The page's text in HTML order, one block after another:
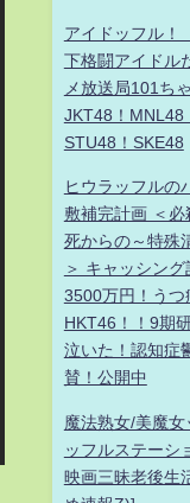
アイドッフル
下格闘アイドル
メ放送局101ち
JKT48！MNL48
STU48！SKE48
ヒウラッフルの
敷補完計画 ＜
死からの～特殊
＞ キャッシン
3500万円！うつ
HKT46！！9期
泣いた！認知症
賛！公開中
魔法熟女/美魔女
ッフルステーシ
映画三昧老後生